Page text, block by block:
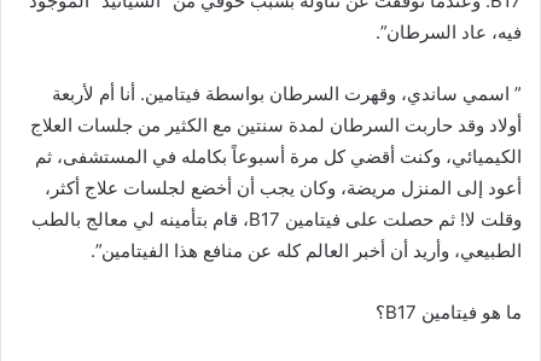
فيه، عاد السرطان”.
” اسمي ساندي، وقهرت السرطان بواسطة فيتامين. أنا أم لأربعة
أولاد وقد حاربت السرطان لمدة سنتين مع الكثير من جلسات العلاج
الكيميائي، وكنت أقضي كل مرة أسبوعاً بكامله في المستشفى، ثم
أعود إلى المنزل مريضة، وكان يجب أن أخضع لجلسات علاج أكثر،
وقلت لا! ثم حصلت على فيتامين B17، قام بتأمينه لي معالج بالطب
الطبيعي، وأريد أن أخبر العالم كله عن منافع هذا الفيتامين”.
ما هو فيتامين B17؟